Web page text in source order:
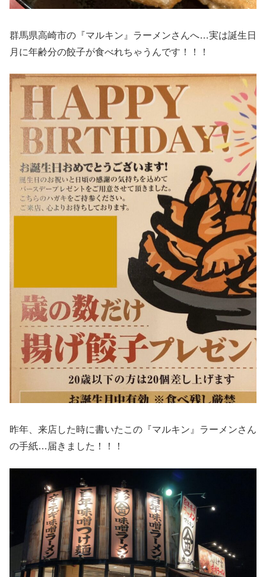
群馬県高崎市の『マルキン』ラーメンさんへ…実は誕生日
月に年齢分の餃子が食べれちゃうんです！！！
昨年、来店した時に書いたこの『マルキン』ラーメンさん
の手紙…届きました！！！